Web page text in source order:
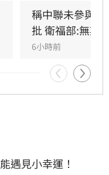
主張「20%下架標
量。（記者：簡浩
稱中聯未參與
批 衛福部:無欺
6小時前
遇見小幸運！